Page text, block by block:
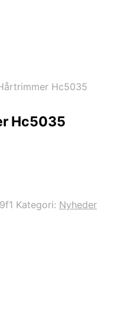
Hc5035
Hc5035
Kategori: Nyheder